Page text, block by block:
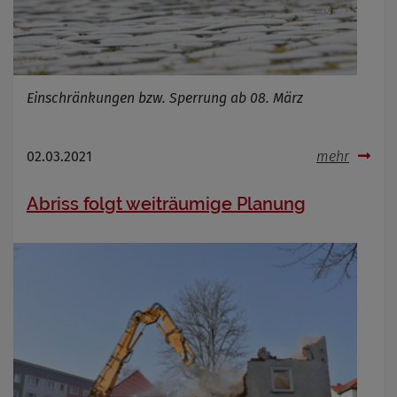
Einschränkungen bzw. Sperrung ab 08. März
02.03.2021 mehr
Abriss folgt weiträumige Planung
Infos schließen